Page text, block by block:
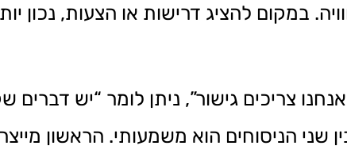
במקום להציג דרישות או הצעות, נכון
צריכים גישור”, ניתן לומר “יש דברים
הניסוחים הוא משמעותי. הראשון